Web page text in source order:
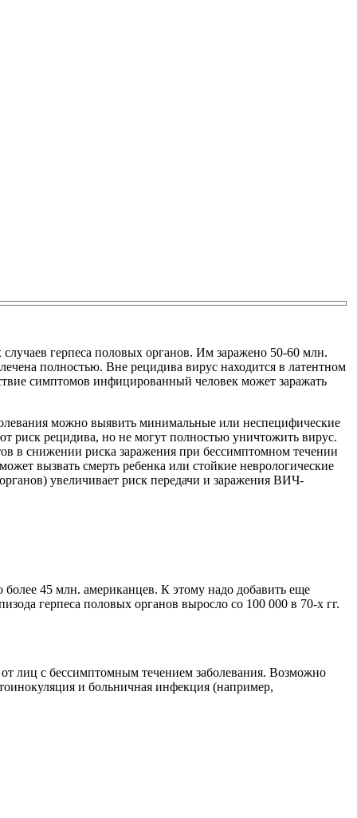
герпеса половых органов. Им заражено 50-60 млн.
полностью. Вне рецидива вирус находится в латентном
симптомов инфицированный человек может заражать
можно выявить минимальные или неспецифические
риск рецидива, но не могут полностью уничтожить вирус.
в снижении риска заражения при бессимптомном течении
вызвать смерть ребенка или стойкие неврологические
увеличивает риск передачи и заражения ВИЧ-
45 млн. американцев. К этому надо добавить еще
герпеса половых органов выросло со 100 000 в 70-х гг.
лиц с бессимптомным течением заболевания. Возможно
и больничная инфекция (например,